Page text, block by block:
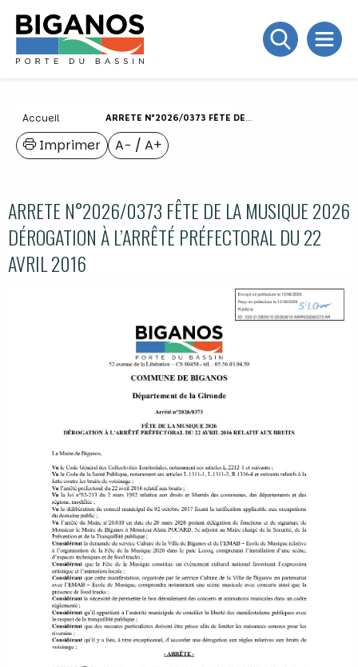
Accueil ARRETE N°2026/0373 FÊTE DE LA MUSIQUE 2026 DÉROGATION À L’ARRÊTÉ PRÉFECTORAL DU 22 AVRIL 2016
A− / A+
Imprimer
ARRETE N°2026/0373 FÊTE DE LA MUSIQUE 2026
DÉROGATION À L’ARRÊTÉ PRÉFECTORAL DU 22
AVRIL 2016